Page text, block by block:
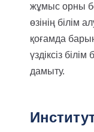
жұмыс орны
өзінің білім
қоғамда
үздіксіз
дамыту.